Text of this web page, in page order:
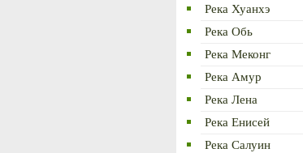
Река Хуанхэ
Река Обь
Река Меконг
Река Амур
Река Лена
Река Енисей
Река Салуин